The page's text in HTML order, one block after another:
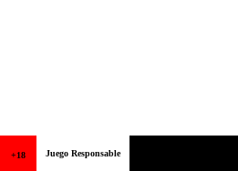
+18 Juego Responsable